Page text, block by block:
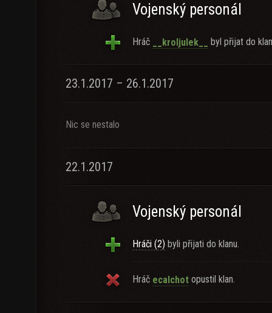
Vojenský personál
Hráč __kroljulek__ byl přijat do
23.1.2017 – 26.1.2017
Nic se nestalo
22.1.2017
Vojenský personál
Hráči (2) byli přijati do klanu.
Hráč ecalchot opustil klan.